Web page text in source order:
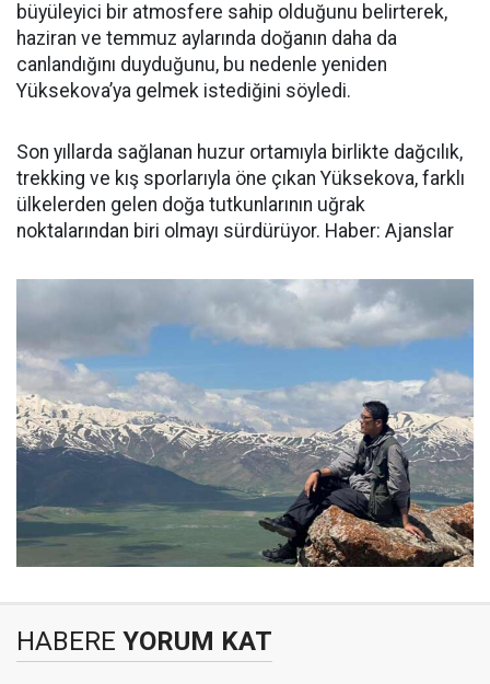
büyüleyici bir atmosfere sahip olduğunu belirterek,
haziran ve temmuz aylarında doğanın daha da
canlandığını duyduğunu, bu nedenle yeniden
Yüksekova’ya gelmek istediğini söyledi.
Son yıllarda sağlanan huzur ortamıyla birlikte dağcılık,
trekking ve kış sporlarıyla öne çıkan Yüksekova, farklı
ülkelerden gelen doğa tutkunlarının uğrak
noktalarından biri olmayı sürdürüyor. Haber: Ajanslar
HABERE YORUM KAT